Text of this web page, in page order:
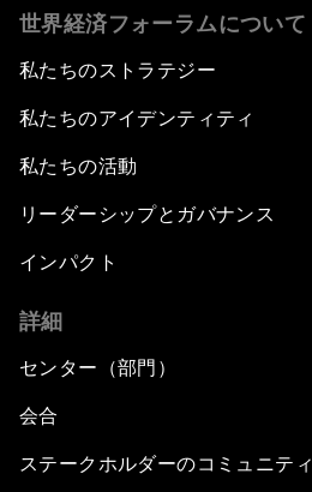
世界経済フォーラムについて
私たちのストラテジー
私たちのアイデンティティ
私たちの活動
リーダーシップとガバナンス
インパクト
詳細
センター（部門）
会合
ステークホルダーのコミュニティ